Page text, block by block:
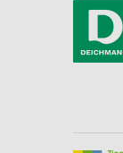
Nicht-IAB-
Notwendig